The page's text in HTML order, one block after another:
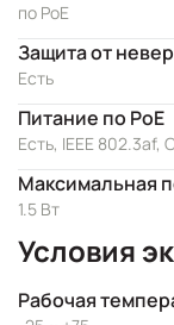
по PoE
Защита от
Есть
Питание по PoE
Есть, IEEE 802.3af,
Максимальная
1.5 Вт
Условия
Рабочая